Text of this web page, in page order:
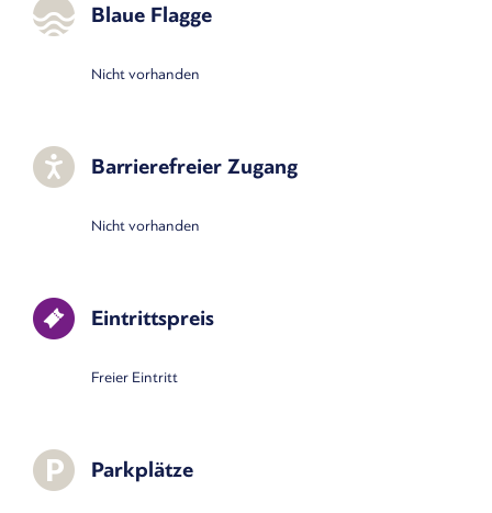
Blaue Flagge
Nicht vorhanden
Barrierefreier Zugang
Nicht vorhanden
Eintrittspreis
Freier Eintritt
Parkplätze